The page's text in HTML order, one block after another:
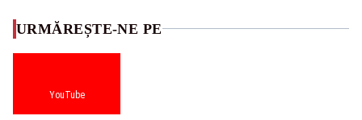
URMĂREȘTE-NE PE
YouTube